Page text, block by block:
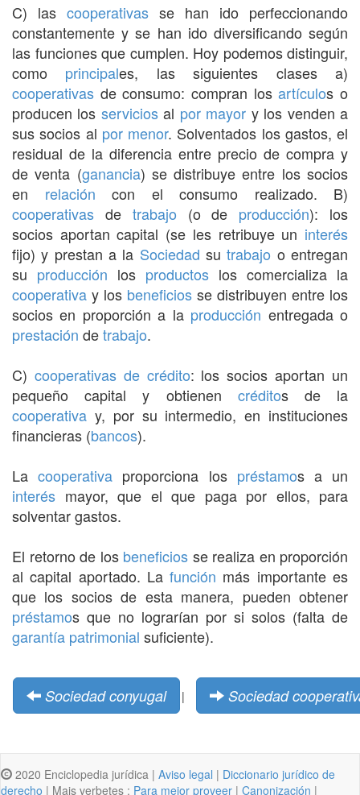
C) las cooperativas se han ido perfeccionando
constantemente y se han ido diversificando según
las funciones que cumplen. Hoy podemos distinguir,
como principales, las siguientes clases a)
cooperativas de consumo: compran losartículos o
producen los serviciosal por mayor y los venden a
sus socios al por menor. Solventados los gastos, el
residual de la diferencia entre precio de compra y
de venta (ganancia) se distribuye entre los socios
en relación con el consumo realizado. B)
cooperativas de trabajo (o de producción): los
socios aportan capital (se les retribuye un interés
fijo) y prestan a la Sociedad sutrabajo o entregan
su producción los productos los comercializa la
cooperativa y los beneficios se distribuyen entre los
socios en proporción a la producción entregada o
prestación detrabajo.
C) cooperativas de crédito: los socios aportan un
pequeño capital y obtienen créditos de la
cooperativa y, por su intermedio, en instituciones
financieras (bancos).
Lacooperativa proporciona los préstamos a un
interés mayor, que el que paga por ellos, para
solventar gastos.
El retorno de los beneficios se realiza en proporción
al capital aportado. Lafunción más importante es
que los socios de esta manera, pueden obtener
préstamos que no lograrían por si solos (falta de
garantía patrimonial suficiente).
Sociedad conyugal | Sociedad
2020 Enciclopedia jurídica | Aviso legal | Diccionario jurídico de
derecho | Mais verbetes : Para mejor proveer | Canonización |